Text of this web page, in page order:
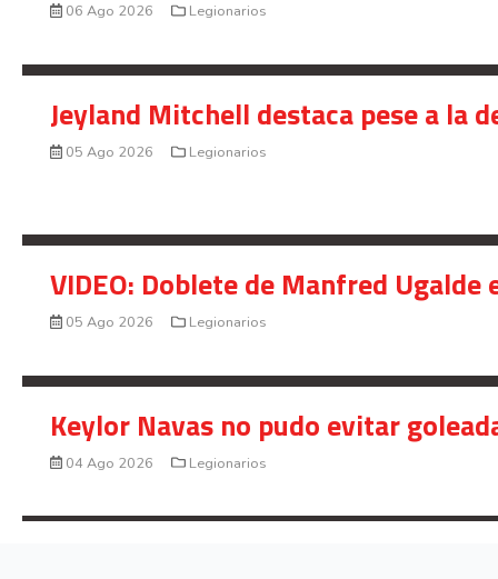
06 Ago 2026 Legionarios
Jeyland Mitchell destaca pese a la
05 Ago 2026 Legionarios
VIDEO: Doblete de Manfred
05 Ago 2026 Legionarios
Keylor Navas no pudo evitar
04 Ago 2026 Legionarios